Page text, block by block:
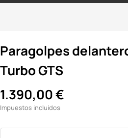
Paragolpes
Turbo GTS
1.390,00 €
Impuestos incluidos